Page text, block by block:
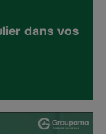
dans vos